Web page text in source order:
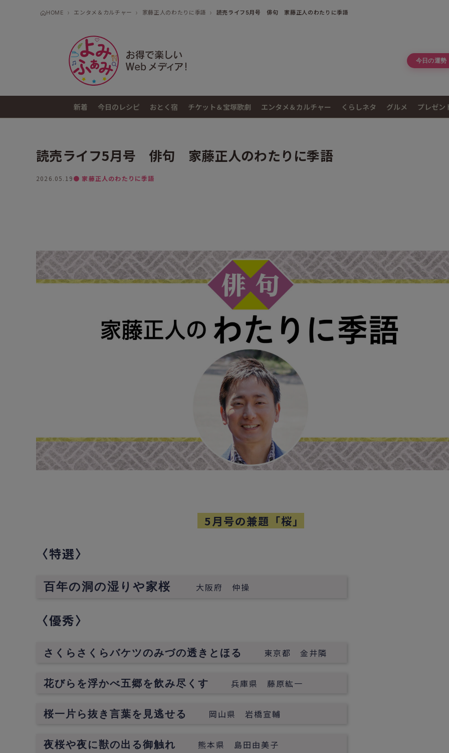
HOME エンタメ＆カルチャー 家藤正人のわたりに季語 読売ライフ5月号 俳句 家藤正人のわたりに季語
今日の運勢
新着 今日のレシピ おとく宿 チケット＆宝塚歌劇 エンタメ＆カルチャー くらしネタ グルメ プレゼン
読売ライフ5月号 俳句 家藤正人のわたりに季語
2026.05.19● 家藤正人のわたりに季語
5月号の兼題「桜」
〈特選〉
百年の洞の湿りや家桜 大阪府 仲操
〈優秀〉
さくらさくらバケツのみづの透きとほる 東京都 金井隣
花びらを浮かべ五郷を飲み尽くす 兵庫県 藤原紘一
桜一片ら抜き言葉を見逃せる 岡山県 岩橋宣輔
夜桜や夜に獣の出る御触れ 熊本県 島田由美子